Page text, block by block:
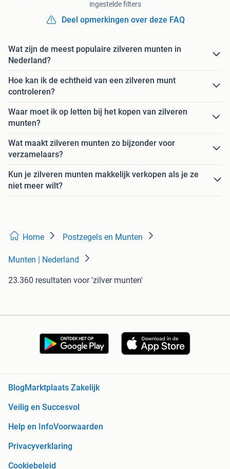
ingestelde filters
Deel opmerkingen over deze FAQ
Wat zijn de meest populaire zilveren munten in
Nederland?
Hoe kan ik de echtheid van een zilveren munt
controleren?
Waar moet ik op letten bij het kopen van zilveren
munten?
Wat maakt zilveren munten zo bijzonder voor
verzamelaars?
Kun je zilveren munten makkelijk verkopen als je ze
niet meer wilt?
Home Postzegels en Munten
Munten | Nederland
23.360 resultaten voor 'zilver munten'
BlogMarktplaats Zakelijk
Veilig en Succesvol
Help en InfoVoorwaarden
Privacyverklaring
Cookiebeleid